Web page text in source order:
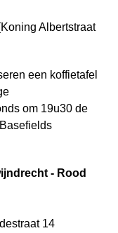
Albertstraat
een koffietafel
om 19u30 de
- Rood
14